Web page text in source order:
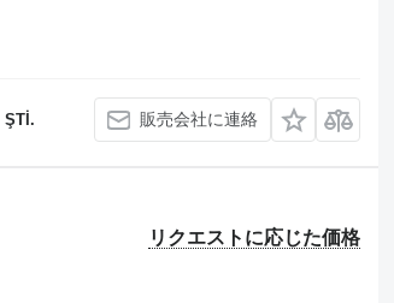
ŞTİ. 販売会社に連絡
リクエストに応じた価格